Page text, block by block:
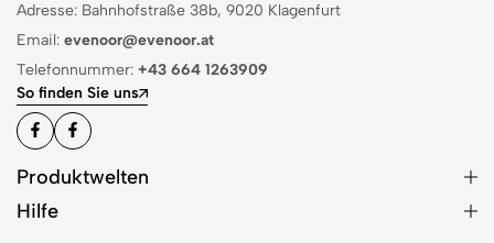
Adresse: Bahnhofstraße 38b, 9020 Klagenfurt
Email: evenoor@evenoor.at
Telefonnummer: +43 664 1263909
So finden Sie uns
Produktwelten
Hilfe